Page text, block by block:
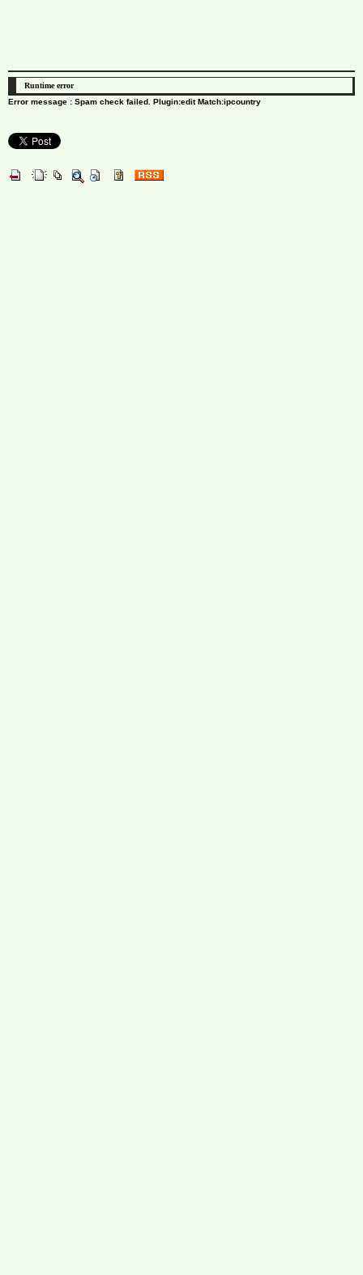
Runtime error
Error message : Spam check failed. Plugin:edit Match:ipcountry